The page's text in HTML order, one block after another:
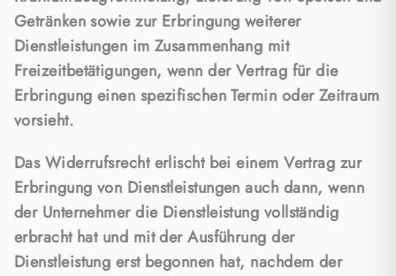
Getränken sowie zur Erbringung weiterer
Dienstleistungen im Zusammenhang mit
Freizeitbetätigungen, wenn der Vertrag für die
Erbringung einen spezifischen Termin oder Zeitraum
vorsieht.
Das Widerrufsrecht erlischt bei einem Vertrag zur
Erbringung von Dienstleistungen auch dann, wenn
der Unternehmer die Dienstleistung vollständig
erbracht hat und mit der Ausführung der
Dienstleistung erst begonnen hat, nachdem der